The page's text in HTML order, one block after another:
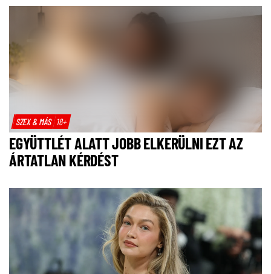
SZEX & MÁS 18+
EGYÜTTLÉT ALATT JOBB ELKERÜLNI EZT AZ
ÁRTATLAN KÉRDÉST